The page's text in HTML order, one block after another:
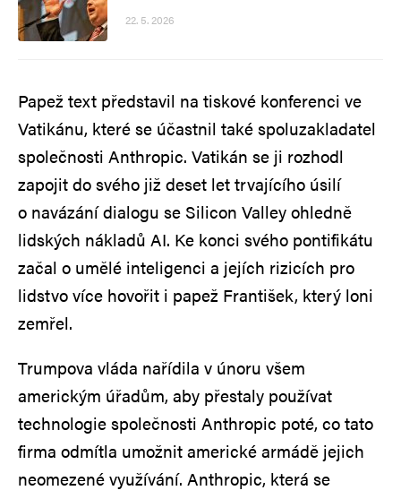
22. 5. 2026
Papež text představil na tiskové konferenci ve
Vatikánu, které se účastnil také spoluzakladatel
společnosti Anthropic. Vatikán se ji rozhodl
zapojit do svého již deset let trvajícího úsilí
o navázání dialogu se Silicon Valley ohledně
lidských nákladů AI. Ke konci svého pontifikátu
začal o umělé inteligenci a jejích rizicích pro
lidstvo více hovořit i papež František, který loni
zemřel.
Trumpova vláda nařídila v únoru všem
americkým úřadům, aby přestaly používat
technologie společnosti Anthropic poté, co tato
firma odmítla umožnit americké armádě jejich
neomezené využívání. Anthropic, která se